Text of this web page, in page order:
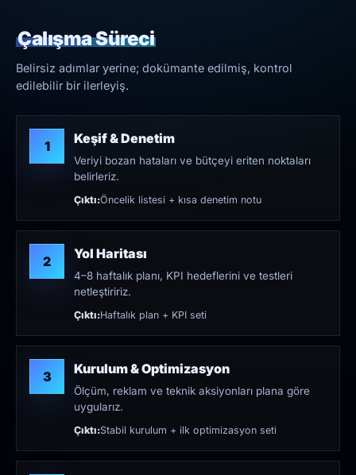
Çalışma Süreci
Belirsiz adımlar yerine; dokümante edilmiş, kontrol
edilebilir bir ilerleyiş.
1 Keşif & Denetim
Veriyi bozan hataları ve bütçeyi eriten noktaları
belirleriz.
Çıktı:Öncelik listesi + kısa denetim notu
2 Yol Haritası
4–8 haftalık planı, KPI hedeflerini ve testleri
netleştiririz.
Çıktı:Haftalık plan + KPI seti
3 Kurulum & Optimizasyon
Ölçüm, reklam ve teknik aksiyonları plana göre
uygularız.
Çıktı:Stabil kurulum + ilk optimizasyon seti